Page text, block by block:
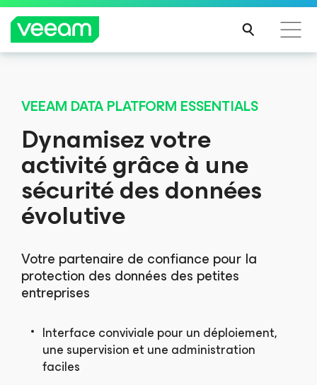
impactés par la mise à jour de CrowdStrike
LA
2025 Gartner®Magic Quadrant
Veeam classé au premier rang pour sa capacité
d’exécution pour la 6efois consécutive,
et nommé leader pour la 9efois consécutive.
ACCÉDER AU RAPPORT
VEEAM DATA PLATFORM ESSENTIALS
Dynamisez votre
activité grâce à une
sécurité des données
évolutive
Votre partenaire de confiance pour la
protection des données des petites
entreprises
Interface conviviale pour un déploiement,
une supervision et une administration
faciles